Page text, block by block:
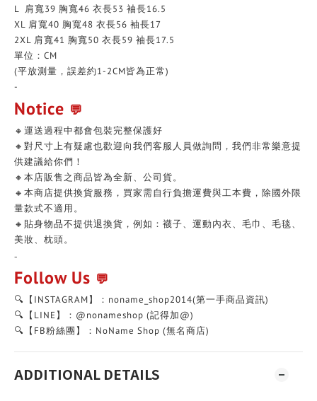
L 肩寬39 胸寬46 衣長53 袖長16.5
XL 肩寬40 胸寬48 衣長56 袖長17
2XL 肩寬41 胸寬50 衣長59 袖長17.5
單位：CM
(平放測量，誤差約1-2CM皆為正常)
-
Notice 💬
🔸運送過程中都會包裝完整保護好
🔸對尺寸上有疑慮也歡迎向我們客服人員做詢問，我們非常樂意提
供建議給你們！
🔸本店販售之商品皆為全新、公司貨。
🔸本商店提供換貨服務，買家需自行負擔運費與工本費，除國外限
量款式不適用。
🔸貼身物品不提供退換貨，例如：襪子、運動內衣、毛巾、毛毯、
美妝、枕頭。
-
Follow Us 💬
🔍【INSTAGRAM】：noname_shop2014(第一手商品資訊)
🔍【LINE】：@nonameshop (記得加@)
🔍【FB粉絲團】：NoName Shop (無名商店)
ADDITIONAL DETAILS